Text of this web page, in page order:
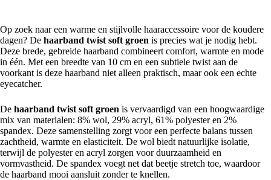
Op zoek naar een warme en stijlvolle haaraccessoire voor de koudere
dagen? De haarband twist soft groen is precies wat je nodig hebt.
Deze brede, gebreide haarband combineert comfort, warmte en mode
in één. Met een breedte van 10 cm en een subtiele twist aan de
voorkant is deze haarband niet alleen praktisch, maar ook een echte
eyecatcher.
De haarband twist soft groen is vervaardigd van een hoogwaardige
mix van materialen: 8% wol, 29% acryl, 61% polyester en 2%
spandex. Deze samenstelling zorgt voor een perfecte balans tussen
zachtheid, warmte en elasticiteit. De wol biedt natuurlijke isolatie,
terwijl de polyester en acryl zorgen voor duurzaamheid en
vormvastheid. De spandex voegt net dat beetje stretch toe, waardoor
de haarband mooi aansluit zonder te knellen.